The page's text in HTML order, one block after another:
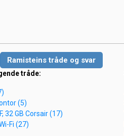
Ramisteins tråde og svar
tråde:
(5)
32 GB Corsair (17)
Fi (27)